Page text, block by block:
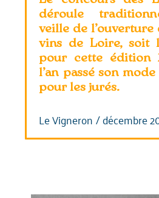
déroule
veille de l’ouverture
vins de Loire, soit
pour cette édition
l’an passé son
pour les jurés.
Le Vigneron/décembre